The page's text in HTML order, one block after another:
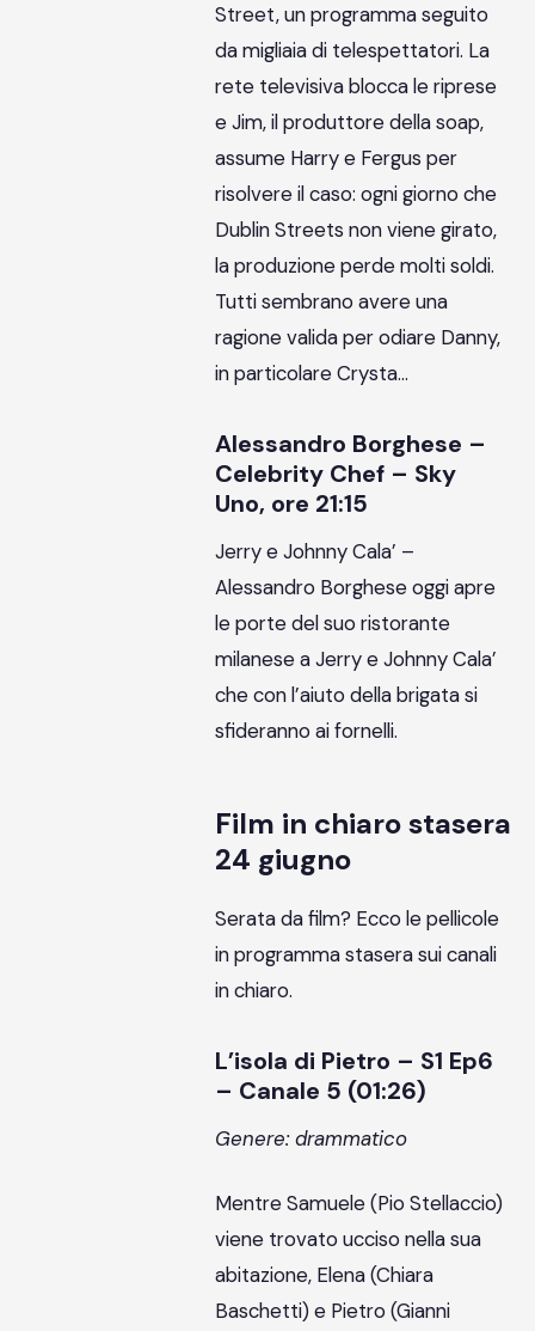
Street, un programma seguito
da migliaia di telespettatori. La
rete televisiva blocca le riprese
e Jim, il produttore della soap,
assume Harry e Fergus per
risolvere il caso: ogni giorno che
Dublin Streets non viene girato,
la produzione perde molti soldi.
Tutti sembrano avere una
ragione valida per odiare Danny,
in particolare Crysta…
Alessandro Borghese –
Celebrity Chef – Sky
Uno, ore 21:15
Jerry e Johnny Cala’ –
Alessandro Borghese oggi apre
le porte del suo ristorante
milanese a Jerry e Johnny Cala’
che con l’aiuto della brigata si
sfideranno ai fornelli.
Film in chiaro stasera
24 giugno
Serata da film? Ecco le pellicole
in programma stasera sui canali
in chiaro.
L’isola di Pietro – S1 Ep6
– Canale 5 (01:26)
Genere: drammatico
Mentre Samuele (Pio Stellaccio)
viene trovato ucciso nella sua
abitazione, Elena (Chiara
Baschetti) e Pietro (Gianni